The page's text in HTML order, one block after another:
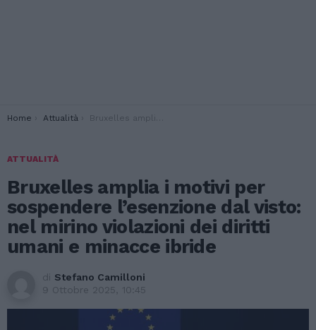
You are here:
Home Attualità Bruxelles amplia i motivi per sospendere l’esenzione dal visto: nel mirino violazioni dei diritti umani e minacce ibride
ATTUALITÀ
Bruxelles amplia i motivi per
sospendere l’esenzione dal visto:
nel mirino violazioni dei diritti
umani e minacce ibride
di Stefano Camilloni
9 Ottobre 2025, 10:45